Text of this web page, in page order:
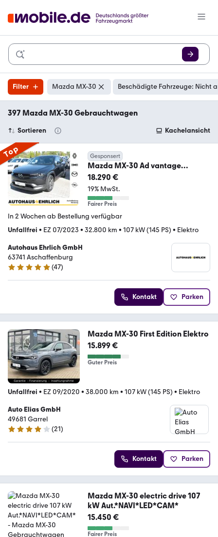
Filter Mazda MX-30 Beschädigte Fahrzeuge: Nicht
397 Mazda MX-30 Gebrauchtwagen
Sortieren Kachelansicht
Top Gesponsert
Mazda MX-30 Ad vantage
NAVI+PDC+Rfk+KLIMA
18.290 €
19% MwSt.
Fairer Preis
In 2 Wochen ab Bestellung verfügbar
Unfallfrei • EZ 07/2023 • 32.800 km • 107 kW (145 PS) • Elektro
Autohaus Ehrlich GmbH
63741 Aschaffenburg
4.9 Sterne
(47)
Kontakt Parken
Mazda MX-30 First Edition Elektro
15.899 €
Guter Preis
Unfallfrei • EZ 09/2020 • 38.000 km • 107 kW (145 PS) • Elektro
Auto Elias GmbH
49681 Garrel
4.2 Sterne
(21)
Kontakt Parken
Mazda MX-30 electric drive 107
kW Aut.*NAVI*LED*CAM*
15.450 €
Fairer Preis